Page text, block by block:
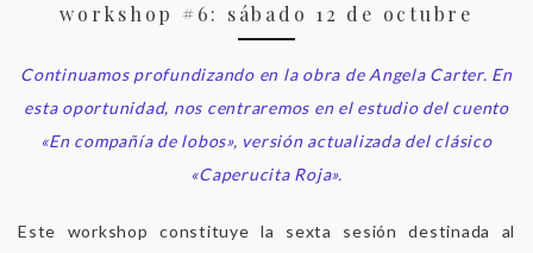
workshop #6: sábado 12 de octubre
Continuamos profundizando en la obra de Angela Carter. En
esta oportunidad, nos centraremos en el estudio del cuento
«En compañía de lobos», versión actualizada del clásico
«Caperucita Roja».
Este workshop constituye la sexta sesión destinada al